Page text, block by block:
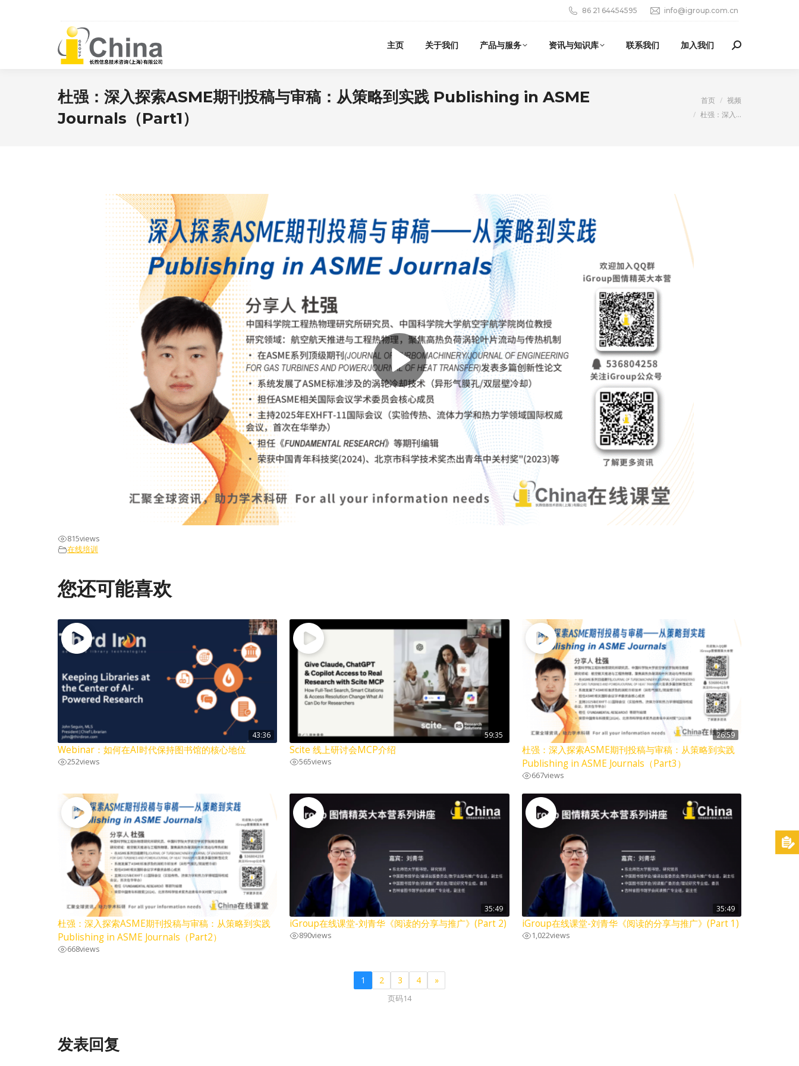
86 21 64454595 info@igroup.com.cn
主页 关于我们 产品与服务 资讯与知识库 联系我们 加入我们 Search:
杜强：深入探索ASME期刊投稿与审稿：从策略到实践 Publishing in ASME
Journals（Part1）
首页
视频
杜强：深入…
815views
在线培训
您还可能喜欢
43:36
Webinar：如何在AI时代保持图书馆的核心地位
252views
59:35
Scite 线上研讨会MCP介绍
565views
26:59
杜强：深入探索ASME期刊投稿与审稿：从策略到实践
Publishing in ASME Journals（Part3）
667views
杜强：深入探索ASME期刊投稿与审稿：从策略到实践
Publishing in ASME Journals（Part2）
668views
35:49
iGroup在线课堂-刘青华《阅读的分享与推广》(Part 2)
890views
35:49
iGroup在线课堂-刘青华《阅读的分享与推广》(Part 1)
1,022views
1 2 3 4 »
页码14
发表回复